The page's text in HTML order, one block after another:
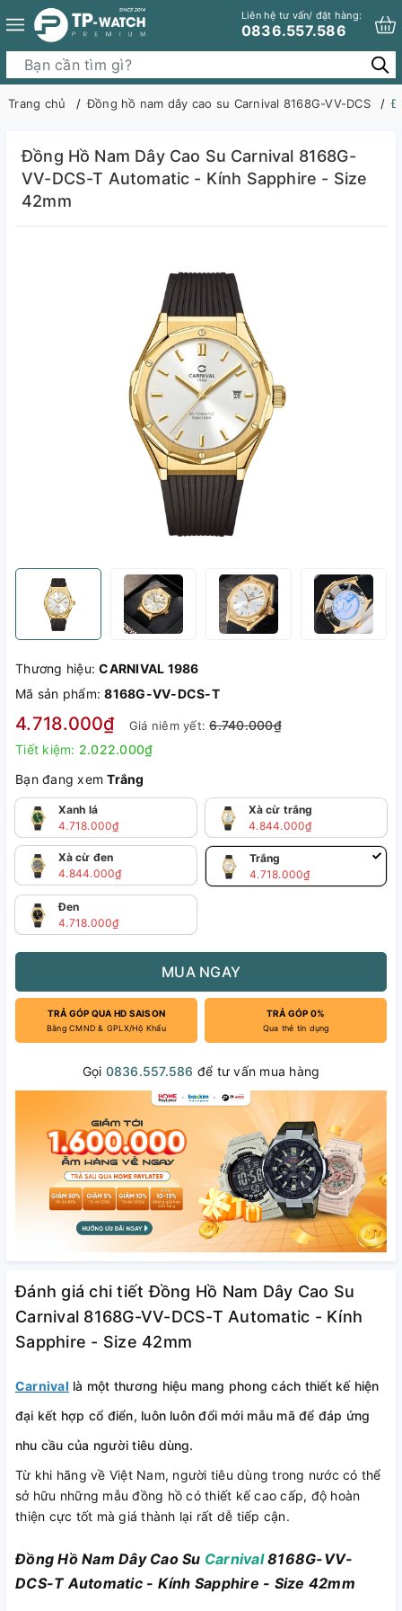
Liên hệ tư vấn/ đặt hàng:
0836.557.586
Trang chủ Đồng hồ nam dây cao su Carnival 8168G-VV-DCS
Đồng Hồ Nam Dây Cao Su Carnival 8168G-
VV-DCS-T Automatic - Kính Sapphire - Size
42mm
Thương hiệu:CARNIVAL 1986
Mã sản phẩm:8168G-VV-DCS-T
4.718.000₫ Giá niêm yết:6.740.000₫
Tiết kiệm: 2.022.000₫
Bạn đang xemTrắng
Xanh lá
4.718.000₫
Xà cừ trắng
4.844.000₫
Xà cừ đen
4.844.000₫
Trắng
4.718.000₫
Đen
4.718.000₫
MUA NGAY
TRẢ GÓP QUA HD SAISON
Bằng CMND & GPLX/Hộ Khẩu
TRẢ GÓP 0%
Qua thẻ tín dụng
Gọi 0836.557.586 để tư vấn mua hàng
Đánh giá chi tiết Đồng Hồ Nam Dây Cao Su
Carnival 8168G-VV-DCS-T Automatic - Kính
Sapphire - Size 42mm
Carnival là một thương hiệu mang phong cách thiết kế hiện
đại kết hợp cổ điển, luôn luôn đổi mới mẫu mã để đáp ứng
nhu cầu của người tiêu dùng.
Từ khi hãng về Việt Nam, người tiêu dùng trong nước có thể
sở hữu những mẫu đồng hồ có thiết kế cao cấp, độ hoàn
thiện cực tốt mà giá thành lại rất dễ tiếp cận.
Đồng Hồ Nam Dây Cao Su Carnival8168G-VV-
DCS-T Automatic - Kính Sapphire - Size 42mm